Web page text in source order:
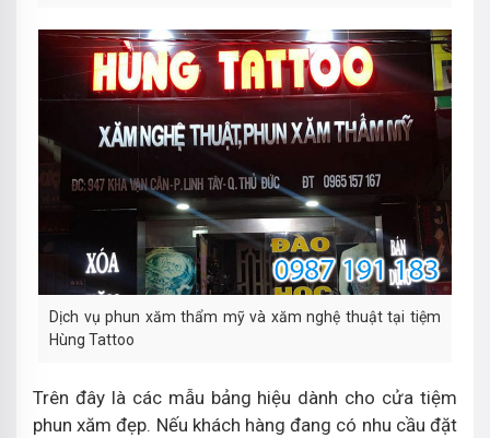
Dịch vụ phun xăm thẩm mỹ và xăm nghệ thuật tại tiệm
Hùng Tattoo
Trên đây là các mẫu bảng hiệu dành cho cửa tiệm
phun xăm đẹp. Nếu khách hàng đang có nhu cầu đặt